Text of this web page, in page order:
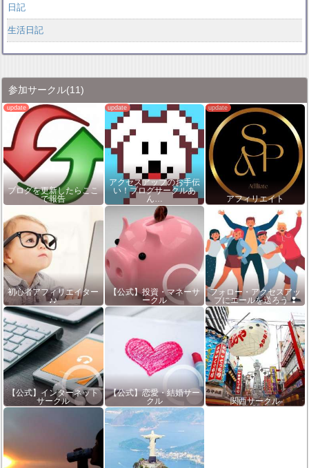
日記
生活日記
参加サークル(11)
ブログを更新したらここ
で報告
アクセスアップのお手伝
い！ブログサークルあ
ん…
アフィリエイト
初心者アフィリエイター
♪♪
【公式】投資・マネーサ
ークル
フォロー・アクセスアッ
プにエールを送ろう ❢
【公式】インターネット
サークル
【公式】恋愛・結婚サー
クル
関西サークル